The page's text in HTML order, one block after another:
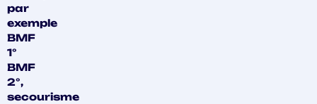
par
exemple
BMF
1°
BMF
2°,
secourisme